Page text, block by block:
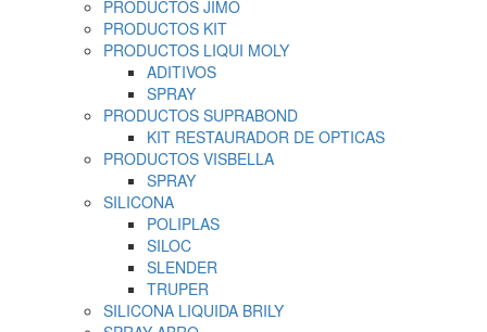
PRODUCTOS JIMO
PRODUCTOS KIT
PRODUCTOS LIQUI MOLY
ADITIVOS
SPRAY
PRODUCTOS SUPRABOND
KIT RESTAURADOR DE OPTICAS
PRODUCTOS VISBELLA
SPRAY
SILICONA
POLIPLAS
SILOC
SLENDER
TRUPER
SILICONA LIQUIDA BRILY